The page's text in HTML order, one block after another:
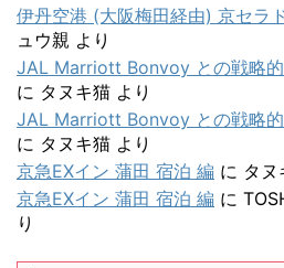
伊丹空港 (大阪梅田経由) 京セラ
ュウ親 より
JAL Marriott Bonvoy との戦略
に タヌキ猫 より
JAL Marriott Bonvoy との戦略
に タヌキ猫 より
京急EXイン 蒲田 宿泊 編 に タヌ
京急EXイン 蒲田 宿泊 編 に
り